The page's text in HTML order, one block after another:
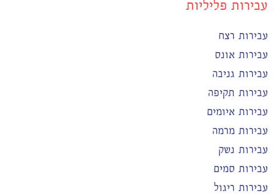
עבירות פליליות
עבירות רצח
עבירות אונס
עבירות גניבה
עבירות תקיפה
עבירות איומים
עבירות מרמה
עבירות נשק
עבירות סמים
עבירות ריגול